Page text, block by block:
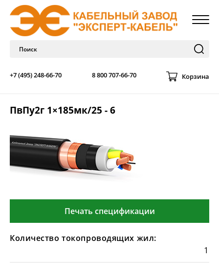
+7 (495) 248-66-70 8 800 707-66-70 Корзина
ПвПу2г 1×185мк/25 - 6
Печать спецификации
Количество токопроводящих жил:
1